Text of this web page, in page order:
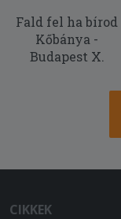
Fald fel ha bírod
Kőbánya -
Budapest X.
CIKKEK